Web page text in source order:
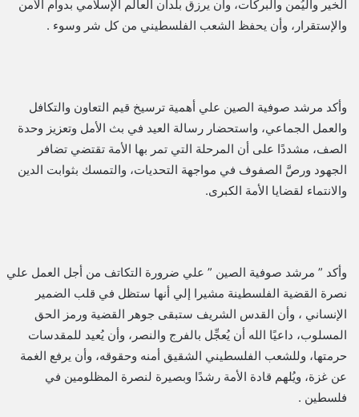
الخير واليُمن والبركات، وأن يرزق بلدان العالم الإسلامي بدوام الأمن
والإستقرار، وأن يحفظ الشعب الفلسطيني من كل شر وسوء .
وأكد مرشد صوفية الصين علي أهمية ترسيخ قيم التعاون والتكافل
والعمل الجماعي، واستحضار رسالة العيد في بث الأمل وتعزيز وحدة
الصف، مشددًا على أن المرحلة التي تمر بها الأمة تقتضي تضافر
الجهود ورصَّ الصفوف في مواجهة التحديات، والتمسك بثوابت الدين
والانتماء لقضايا الأمة الكبرى.
وأكد ” مرشد صوفية الصين ” علي ضرورة التكاتف من أجل العمل علي
نصرة القضية الفلسطينة مشيرا إلي أنها ستظل في قلب الضمير
الإنساني ، وأن القدس الشريف ستبقى جوهر القضية ورمز الحق
المسلوب، داعيًا الله أن يُعجِّل بالفرج والنصر، وأن يُعيد للمقدسات
حرمتها، وللشعب الفلسطيني الشقيق أمنه وحقوقه، وأن يرفع الغمة
عن غزة، ويُلهم قادة الأمة رشدًا وبصيرة لنصرة المظلومين في
فلسطين .